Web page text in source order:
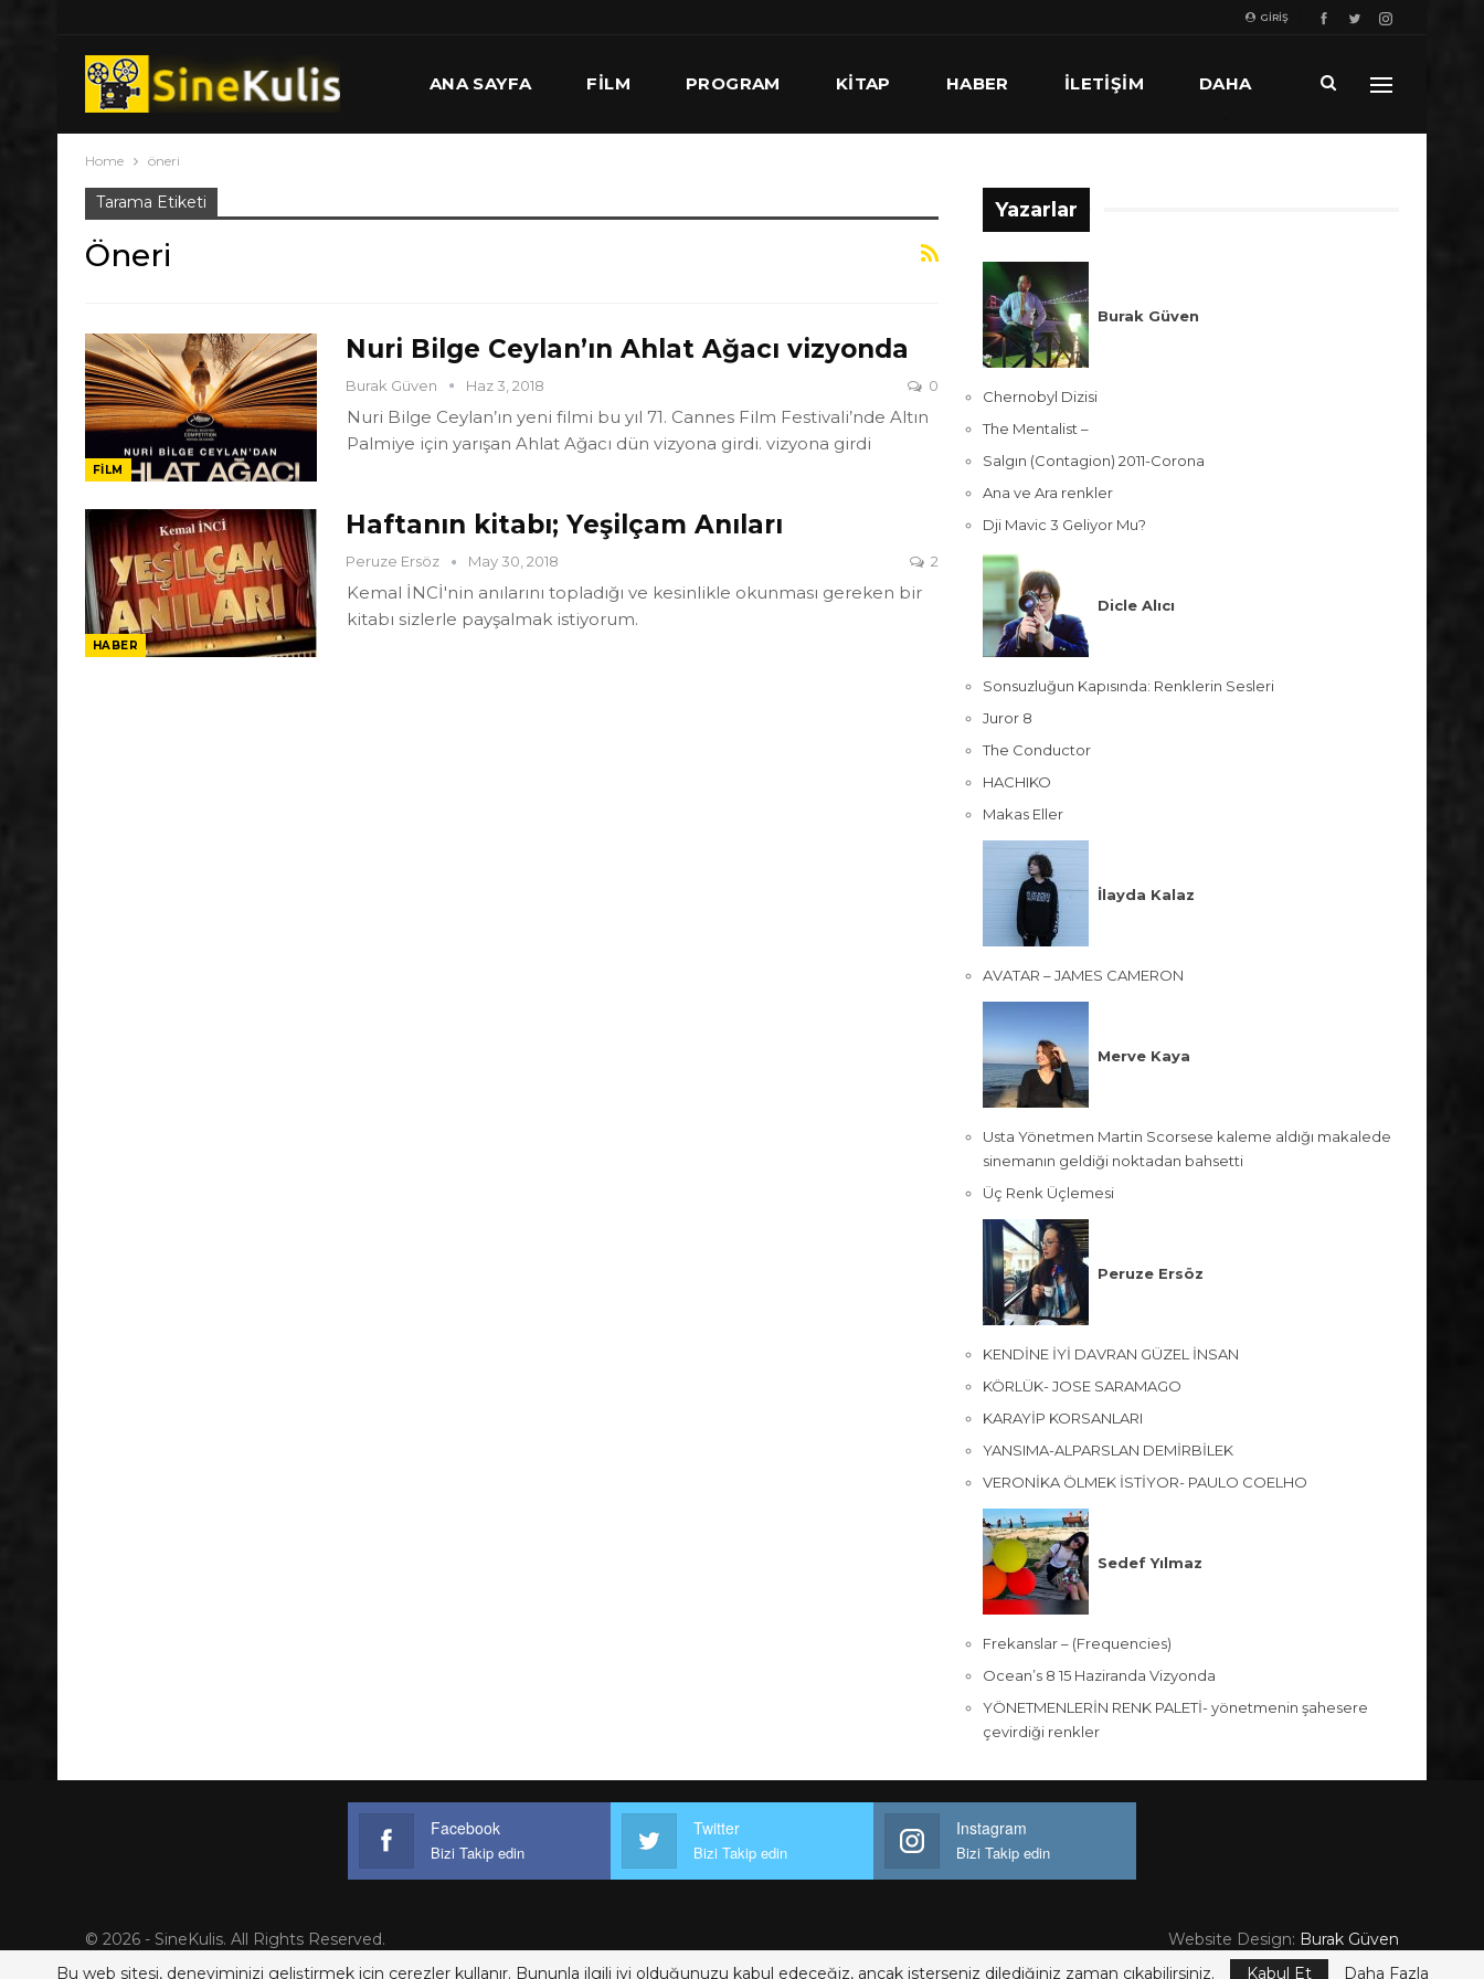
GIRIŞ
ANA SAYFA FILM PROGRAM KITAP HABER ILETIŞIM DAHA
Home öneri
Tarama Etiketi
Öneri
FILM
Nuri Bilge Ceylan’ın Ahlat Ağacı vizyonda
Burak Güven Haz 3, 2018 0
Nuri Bilge Ceylan’ın yeni filmi bu yıl 71. Cannes Film Festivali’nde Altın
Palmiye için yarışan Ahlat Ağacı dün vizyona girdi. vizyona girdi
HABER
Haftanın kitabı; Yeşilçam Anıları
Peruze Ersöz May 30, 2018 2
Kemal İNCİ'nin anılarını topladığı ve kesinlikle okunması gereken bir
kitabı sizlerle payşalmak istiyorum.
Yazarlar
Burak Güven
Chernobyl Dizisi
The Mentalist –
Salgın (Contagion) 2011-Corona
Ana ve Ara renkler
Dji Mavic 3 Geliyor Mu?
Dicle Alıcı
Sonsuzluğun Kapısında: Renklerin Sesleri
Juror 8
The Conductor
HACHIKO
Makas Eller
İlayda Kalaz
AVATAR – JAMES CAMERON
Merve Kaya
Usta Yönetmen Martin Scorsese kaleme aldığı makalede
sinemanın geldiği noktadan bahsetti
Üç Renk Üçlemesi
Peruze Ersöz
KENDİNE İYİ DAVRAN GÜZEL İNSAN
KÖRLÜK- JOSE SARAMAGO
KARAYİP KORSANLARI
YANSIMA-ALPARSLAN DEMİRBİLEK
VERONİKA ÖLMEK İSTİYOR- PAULO COELHO
Sedef Yılmaz
Frekanslar – (Frequencies)
Ocean’s 8 15 Haziranda Vizyonda
YÖNETMENLERİN RENK PALETİ- yönetmenin şahesere
çevirdiği renkler
Facebook
Bizi Takip edin
Twitter
Bizi Takip edin
Instagram
Bizi Takip edin
© 2026 - SineKulis. All Rights Reserved. Website Design: Burak Güven
Bu web sitesi, deneyiminizi geliştirmek için çerezler kullanır. Bununla ilgili iyi olduğunuzu kabul edeceğiz, ancak isterseniz dilediğiniz zaman çıkabilirsiniz.
Kabul Et Daha Fazla